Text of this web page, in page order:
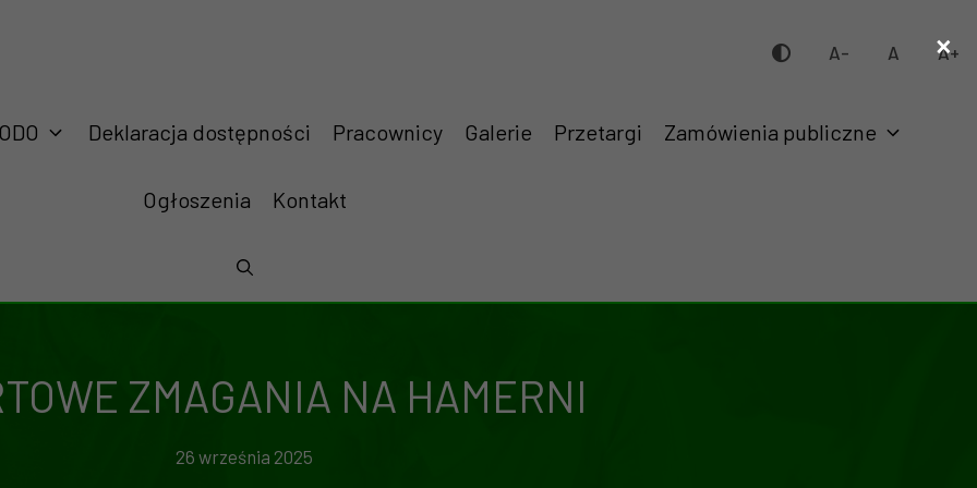
A- A A+
Deklaracja dostępności Pracownicy Galerie Przetargi Zamówienia publiczne
Ogłoszenia Kontakt
ZMAGANIA NA HAMERNI
26 września 2025
×